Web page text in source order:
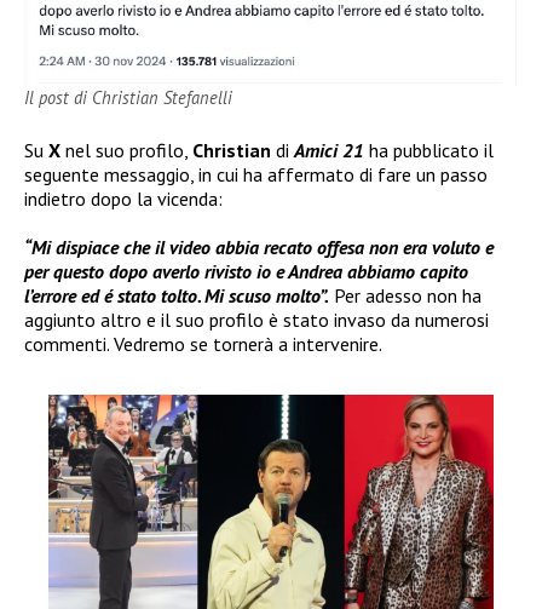
Il post di Christian Stefanelli
Su X nel suo profilo, Christian di Amici 21 ha pubblicato il
seguente messaggio, in cui ha affermato di fare un passo
indietro dopo la vicenda:
“Mi dispiace che il video abbia recato offesa non era voluto e
per questo dopo averlo rivisto io e Andrea abbiamo capito
l’errore ed é stato tolto. Mi scuso molto”. Per adesso non ha
aggiunto altro e il suo profilo è stato invaso da numerosi
commenti. Vedremo se tornerà a intervenire.